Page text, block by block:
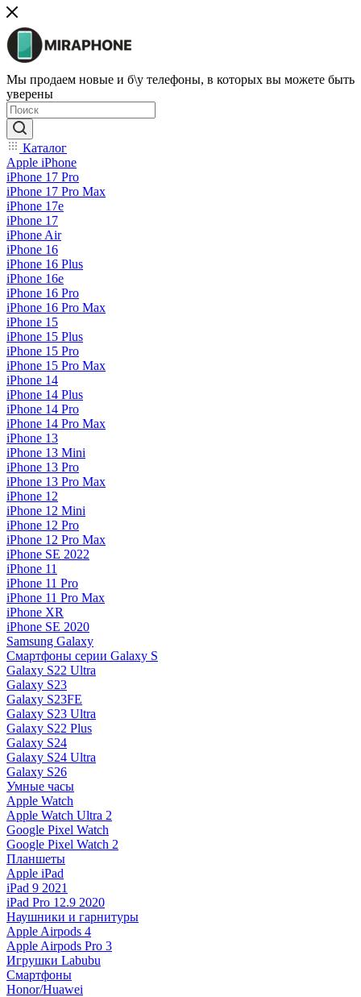
Мы продаем новые и б\у телефоны, в которых вы можете быть
уверены
Каталог
Apple iPhone
iPhone 17 Pro
iPhone 17 Pro Max
iPhone 17e
iPhone 17
iPhone Air
iPhone 16
iPhone 16 Plus
iPhone 16e
iPhone 16 Pro
iPhone 16 Pro Max
iPhone 15
iPhone 15 Plus
iPhone 15 Pro
iPhone 15 Pro Max
iPhone 14
iPhone 14 Plus
iPhone 14 Pro
iPhone 14 Pro Max
iPhone 13
iPhone 13 Mini
iPhone 13 Pro
iPhone 13 Pro Max
iPhone 12
iPhone 12 Mini
iPhone 12 Pro
iPhone 12 Pro Max
iPhone SE 2022
iPhone 11
iPhone 11 Pro
iPhone 11 Pro Max
iPhone XR
iPhone SE 2020
Samsung Galaxy
Смартфоны серии Galaxy S
Galaxy S22 Ultra
Galaxy S23
Galaxy S23FE
Galaxy S23 Ultra
Galaxy S22 Plus
Galaxy S24
Galaxy S24 Ultra
Galaxy S26
Умные часы
Apple Watch
Apple Watch Ultra 2
Google Pixel Watch
Google Pixel Watch 2
Планшеты
Apple iPad
iPad 9 2021
iPad Pro 12.9 2020
Наушники и гарнитуры
Apple Airpods 4
Apple Airpods Pro 3
Игрушки Labubu
Смартфоны
Honor/Huawei